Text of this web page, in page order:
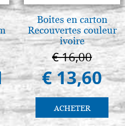
Boites en carton
Recouvertes couleur
ivoire
€ 16,00
€ 13,60
ACHETER